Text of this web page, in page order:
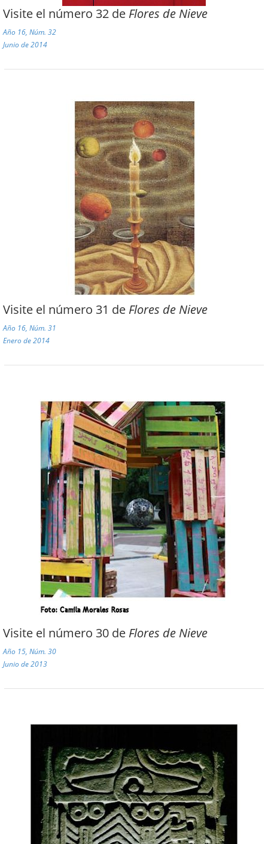
Visite el número 32 de Flores de Nieve
Año 16, Núm. 32
Junio de 2014
Visite el número 31 de Flores de Nieve
Año 16, Núm. 31
Enero de 2014
Visite el número 30 de Flores de Nieve
Año 15, Núm. 30
Junio de 2013